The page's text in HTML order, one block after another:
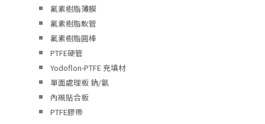
氟素樹脂薄膜
氟素樹脂軟管
氟素樹脂圓棒
PTFE硬管
Yodoflon-PTFE 充填材
單面處理板 鈉/氨
內襯貼合板
PTFE膠帶